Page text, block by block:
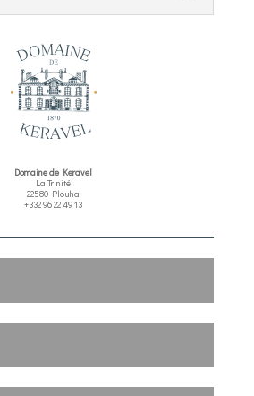
Domaine de Keravel
La Trinité
22580 Plouha
+332 96 22 49 13